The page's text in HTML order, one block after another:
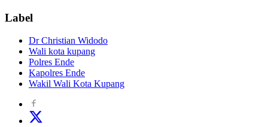
Label
Dr Christian Widodo
Wali kota kupang
Polres Ende
Kapolres Ende
Wakil Wali Kota Kupang